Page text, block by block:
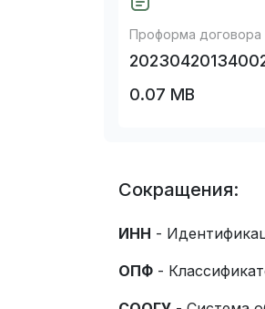
Проформа договора
0.07 MB
Сокращения:
ИНН -
ОПФ -